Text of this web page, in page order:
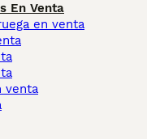
En Venta
en venta
venta